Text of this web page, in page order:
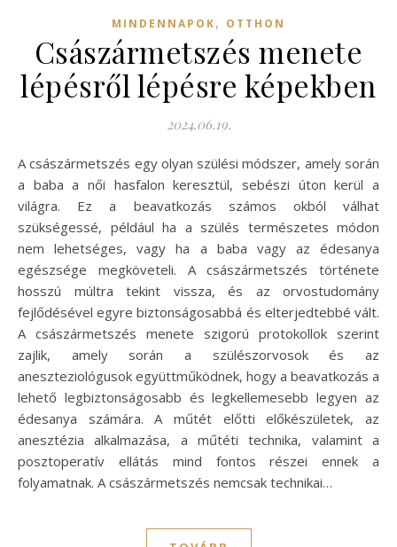
MINDENNAPOK, OTTHON
Császármetszés menete
lépésről lépésre képekben
2024.06.19.
A császármetszés egy olyan szülési módszer, amely során
a baba a női hasfalon keresztül, sebészi úton kerül a
világra. Ez a beavatkozás számos okból válhat
szükségessé, például ha a szülés természetes módon
nem lehetséges, vagy ha a baba vagy az édesanya
egészsége megköveteli. A császármetszés története
hosszú múltra tekint vissza, és az orvostudomány
fejlődésével egyre biztonságosabbá és elterjedtebbé vált.
A császármetszés menete szigorú protokollok szerint
zajlik, amely során a szülészorvosok és az
aneszteziológusok együttműködnek, hogy a beavatkozás a
lehető legbiztonságosabb és legkellemesebb legyen az
édesanya számára. A műtét előtti előkészületek, az
anesztézia alkalmazása, a műtéti technika, valamint a
posztoperatív ellátás mind fontos részei ennek a
folyamatnak. A császármetszés nemcsak technikai…